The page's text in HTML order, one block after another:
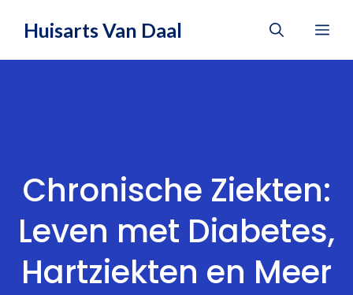
naarHuisarts Van Daal
Chronische Ziekten:
Leven met Diabetes,
Hartziekten en Meer